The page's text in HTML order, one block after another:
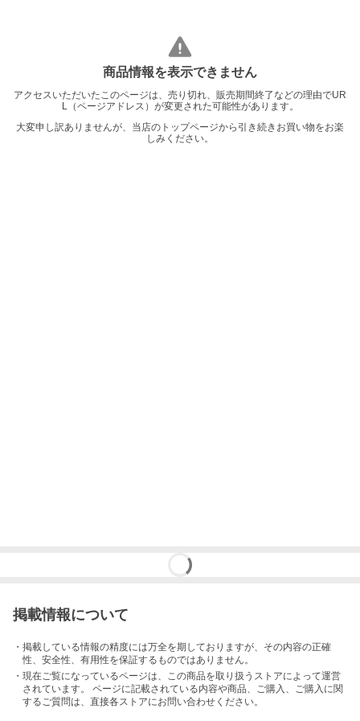
商品情報を表示できません
アクセスいただいたこのページは、売り切れ、販売期間終了などの理由でUR
L（ページアドレス）が変更された可能性があります。
大変申し訳ありませんが、当店のトップページから引き続きお買い物をお楽
しみください。
掲載情報について
・掲載している情報の精度には万全を期しておりますが、その内容の正確
性、安全性、有用性を保証するものではありません。
・現在ご覧になっているページは、この商品を取り扱うストアによって運営
されています。 ページに記載されている内容や商品、ご購入 、ご購入に関
するご質問は、直接各ストアにお問い合わせください。